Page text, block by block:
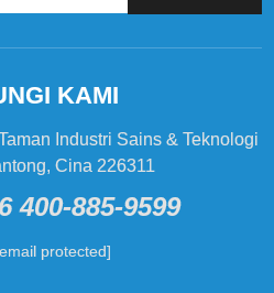
KAMI
Industri Sains & Teknologi
Cina 226311
400-885-9599
protected]